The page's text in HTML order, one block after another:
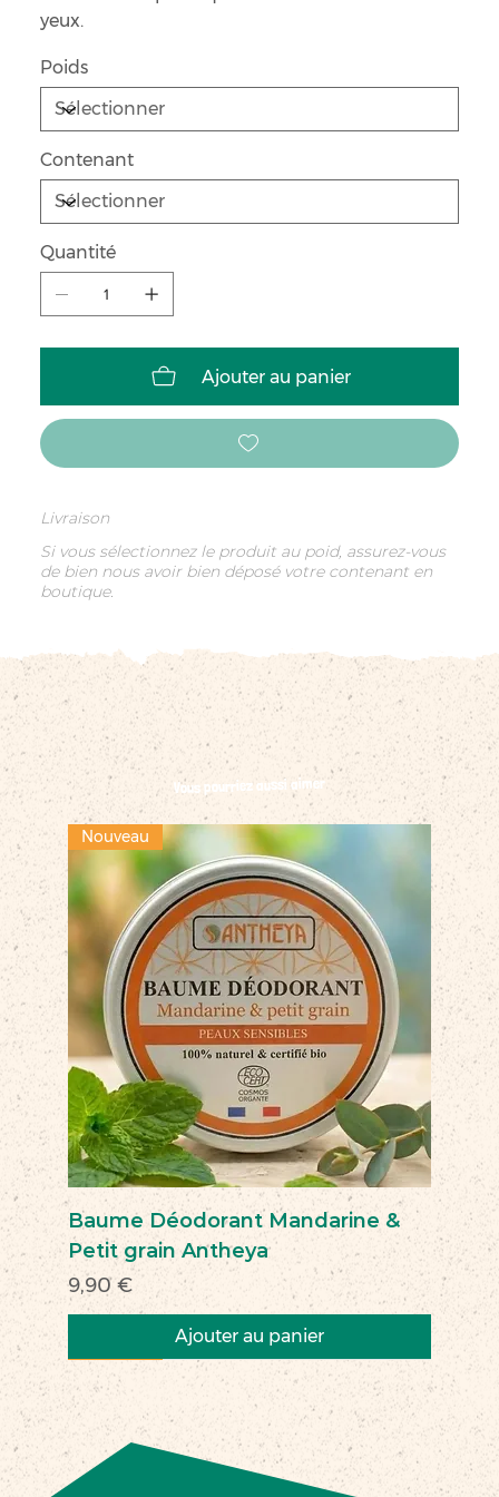
yeux.
Poids
Contenant
Quantité
Ajouter au panier
Livraison
Si vous sélectionnez le produit au poid, assurez-vous
de bien nous avoir bien déposé votre contenant en
boutique.
Vous pourriez aussi aimer
Nouveau
Baume Déodorant Mandarine &
Petit grain Antheya
Prix
9,90 €
Ajouter au panier
Nouveau
Nouveau
Nouveau
Nouveau
Nouveau
Nouveau
Nouveau
Nouveauté
Nouveau
Nouveau
Commerce équitable
Nouveau